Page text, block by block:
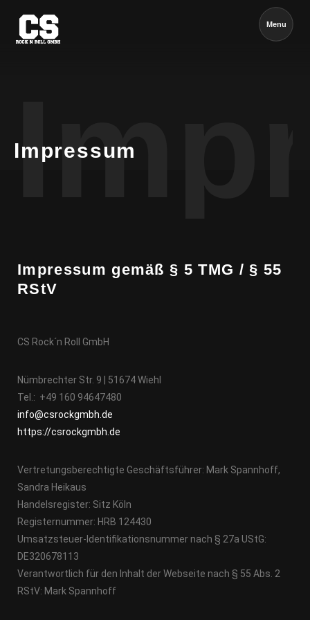
Menu
Impressum
Impressum gemäß § 5 TMG / § 55
RStV
CS Rock´n Roll GmbH
Nümbrechter Str. 9 | 51674 Wiehl
Tel.: +49 160 94647480
info@csrockgmbh.de
https://csrockgmbh.de
Vertretungsberechtigte Geschäftsführer: Mark Spannhoff,
Sandra Heikaus
Handelsregister: Sitz Köln
Registernummer: HRB 124430
Umsatzsteuer-Identifikationsnummer nach § 27a UStG:
DE320678113
Verantwortlich für den Inhalt der Webseite nach § 55 Abs. 2
RStV: Mark Spannhoff